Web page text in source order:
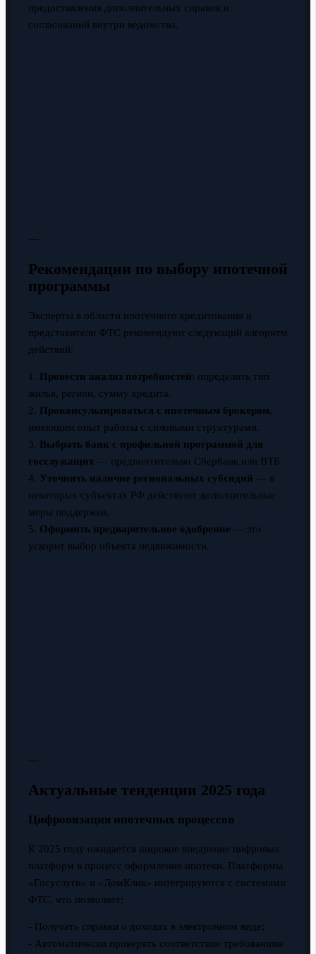
предоставления дополнительных справок и
согласований внутри ведомства.
---
Рекомендации по выбору ипотечной
программы
Эксперты в области ипотечного кредитования и
представители ФТС рекомендуют следующий алгоритм
действий:
1. Провести анализ потребностей: определить тип
жилья, регион, сумму кредита.
2. Проконсультироваться с ипотечным брокером,
имеющим опыт работы с силовыми структурами.
3. Выбрать банк с профильной программой для
госслужащих — предпочтительно Сбербанк или ВТБ.
4. Уточнить наличие региональных субсидий — в
некоторых субъектах РФ действуют дополнительные
меры поддержки.
5. Оформить предварительное одобрение — это
ускорит выбор объекта недвижимости.
---
Актуальные тенденции 2025 года
Цифровизация ипотечных процессов
К 2025 году ожидается широкое внедрение цифровых
платформ в процесс оформления ипотеки. Платформы
«Госуслуги» и «ДомКлик» интегрируются с системами
ФТС, что позволяет:
- Получать справки о доходах в электронном виде;
- Автоматически проверять соответствие требованиям